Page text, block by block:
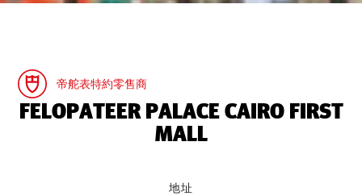
帝舵表特約零售商
‭FELOPATEER PALACE CAIRO FIRST
MALL‬
地址